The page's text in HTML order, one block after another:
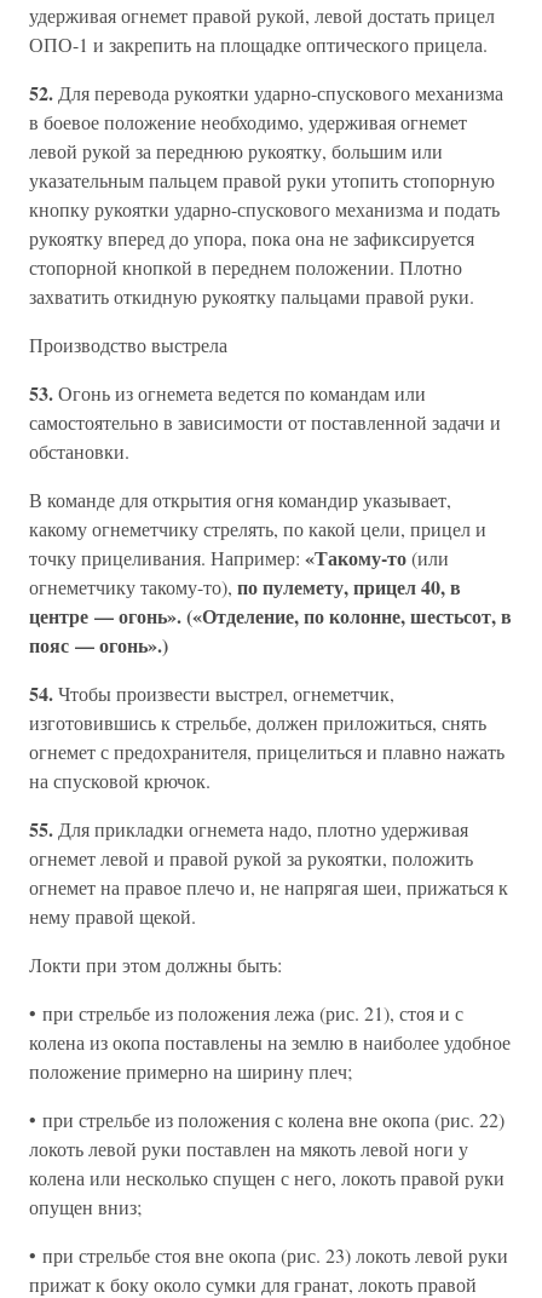
удерживая огнемет правой рукой, левой достать прицел
ОПО-1 и закрепить на площадке оптического прицела.
52. Для перевода рукоятки ударно-спускового механизма
в боевое положение необходимо, удерживая огнемет
левой рукой за переднюю рукоятку, большим или
указательным пальцем правой руки утопить стопорную
кнопку рукоятки ударно-спускового механизма и подать
рукоятку вперед до упора, пока она не зафиксируется
стопорной кнопкой в переднем положении. Плотно
захватить откидную рукоятку пальцами правой руки.
Производство выстрела
53.Огонь из огнемета ведется по командам или
самостоятельно в зависимости от поставленной задачи и
обстановки.
В команде для открытия огня командир указывает,
какому огнеметчику стрелять, по какой цели, прицел и
точку прицеливания. Например: «Такому-то(или
огнеметчику такому-то), по пулемету, прицел 40, в
центре — огонь». («Отделение, по колонне, шестьсот, в
пояс — огонь».)
54.Чтобы произвести выстрел, огнеметчик,
изготовившись к стрельбе, должен приложиться, снять
огнемет с предохранителя, прицелиться и плавно нажать
на спусковой крючок.
55. Для прикладки огнемета надо, плотно удерживая
огнемет левой и правой рукой за рукоятки, положить
огнемет на правое плечо и, не напрягая шеи, прижаться к
нему правой щекой.
Локти при этом должны быть:
• при стрельбе из положения лежа (рис. 21), стоя и с
колена из окопа поставлены на землю в наиболее удобное
положение примерно на ширину плеч;
• при стрельбе из положения с колена вне окопа (рис. 22)
локоть левой руки поставлен на мякоть левой ноги у
колена или несколько спущен с него, локоть правой руки
опущен вниз;
• при стрельбе стоя вне окопа (рис. 23) локоть левой руки
прижат к боку около сумки для гранат, локоть правой